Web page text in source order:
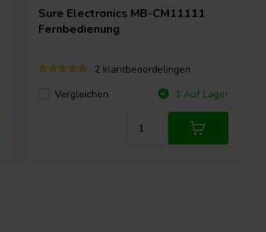
Sure Electronics MB-CM11111
Fernbedienung
2 klantbeoordelingen
Vergleichen
1 Auf Lager